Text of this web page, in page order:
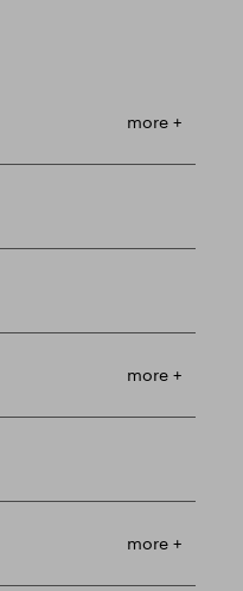
more +
more +
more +